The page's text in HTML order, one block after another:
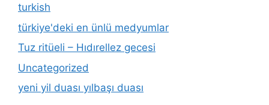
turkish
türkiye'deki en ünlü medyumlar
Tuz ritüeli – Hıdırellez gecesi
Uncategorized
yeni yil duası yılbaşı duası